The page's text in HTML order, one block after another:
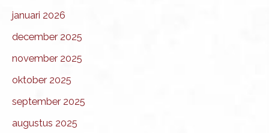
januari 2026
december 2025
november 2025
oktober 2025
september 2025
augustus 2025